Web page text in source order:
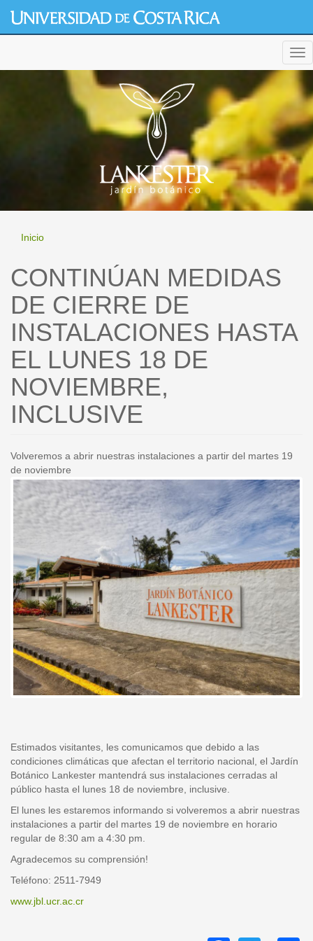
contenido
Inicio
CONTINÚAN MEDIDAS
DE CIERRE DE
INSTALACIONES HASTA
EL LUNES 18 DE
NOVIEMBRE,
INCLUSIVE
Volveremos a abrir nuestras instalaciones a partir del martes 19
de noviembre
114.jpg
Estimados visitantes, les comunicamos que debido a las
condiciones climáticas que afectan el territorio nacional, el Jardín
Botánico Lankester mantendrá sus instalaciones cerradas al
público hasta el lunes 18 de noviembre, inclusive.
El lunes les estaremos informando si volveremos a abrir nuestras
instalaciones a partir del martes 19 de noviembre en horario
regular de 8:30 am a 4:30 pm.
Agradecemos su comprensión!
Teléfono: 2511-7949
www.jbl.ucr.ac.cr